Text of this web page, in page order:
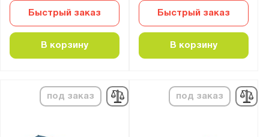
Быстрый заказ
В корзину
Быстрый заказ
В корзину
под заказ под заказ
ST